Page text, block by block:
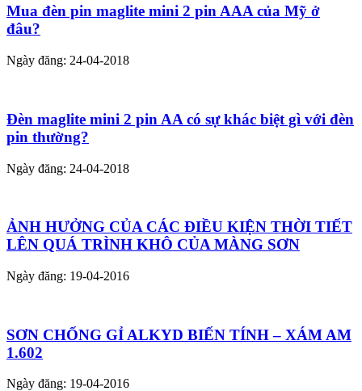
Mua đèn pin maglite mini 2 pin AAA của Mỹ ở
đâu?
Ngày đăng: 24-04-2018
Đèn maglite mini 2 pin AA có sự khác biệt gì với đèn
pin thường?
Ngày đăng: 24-04-2018
ẢNH HƯỞNG CỦA CÁC ĐIỀU KIỆN THỜI TIẾT
LÊN QUÁ TRÌNH KHÔ CỦA MÀNG SƠN
Ngày đăng: 19-04-2016
SƠN CHỐNG GỈ ALKYD BIẾN TÍNH – XÁM AM
1.602
Ngày đăng: 19-04-2016